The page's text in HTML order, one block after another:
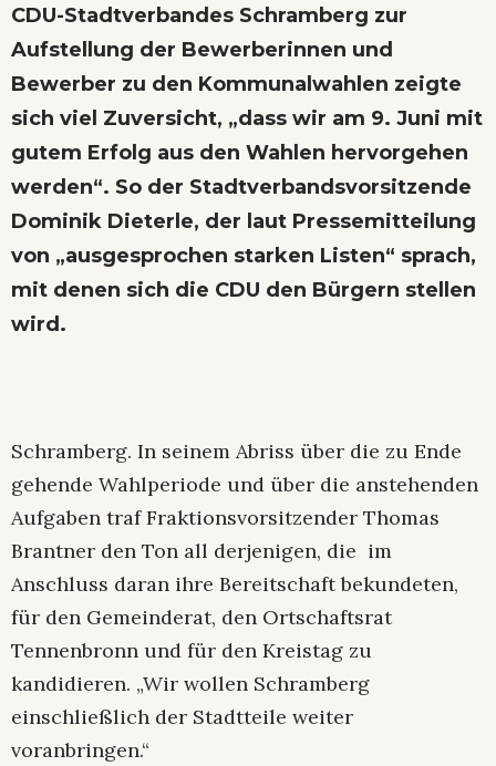
CDU-Stadtverbandes Schramberg zur
Aufstellung der Bewerberinnen und
Bewerber zu den Kommunalwahlen zeigte
sich viel Zuversicht, „dass wir am 9. Juni mit
gutem Erfolg aus den Wahlen hervorgehen
werden“. So der Stadtverbandsvorsitzende
Dominik Dieterle, der laut Pressemitteilung
von „ausgesprochen starken Listen“ sprach,
mit denen sich die CDU den Bürgern stellen
wird.
Schramberg. In seinem Abriss über die zu Ende
gehende Wahlperiode und über die anstehenden
Aufgaben traf Fraktionsvorsitzender Thomas
Brantner den Ton all derjenigen, die im
Anschluss daran ihre Bereitschaft bekundeten,
für den Gemeinderat, den Ortschaftsrat
Tennenbronn und für den Kreistag zu
kandidieren. „Wir wollen Schramberg
einschließlich der Stadtteile weiter
voranbringen.“